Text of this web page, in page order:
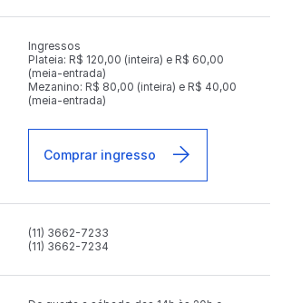
Ingressos
Plateia: R$ 120,00 (inteira) e R$ 60,00
(meia-entrada)
Mezanino: R$ 80,00 (inteira) e R$ 40,00
(meia-entrada)
Comprar ingresso
(11) 3662-7233
(11) 3662-7234